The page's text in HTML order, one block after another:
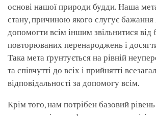
основі нашої природи будди. Наша
стану, причиною якого слугує
допомогти всім іншим звільнитися від
повторюваних перенароджень і
Така мета ґрунтується на рівній
та співчутті до всіх і прийнятті
відповідальності за допомогу всім.
Крім того, нам потрібен базовий